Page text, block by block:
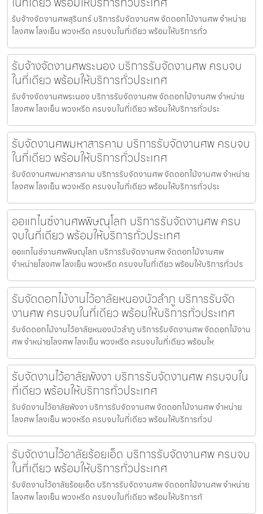
รับจ้างจัดงานศพสุรินทร์ บริการรับจัดงานศพ จัดดอกไม้งานศพ จำหน่าย
โลงศพ โลงเย็น พวงหรีด ครบจบในที่เดียว พร้อมให้บริการทั่ว
รับจ้างจัดงานศพระนอง บริการรับจัดงานศพ ครบจบ
ในที่เดียว พร้อมให้บริการทั่วประเทศ
รับจ้างจัดงานศพระนอง บริการรับจัดงานศพ จัดดอกไม้งานศพ จำหน่าย
โลงศพ โลงเย็น พวงหรีด ครบจบในที่เดียว พร้อมให้บริการทั่วประ
รับจัดงานศพมหาสารคาม บริการรับจัดงานศพ ครบจบ
ในที่เดียว พร้อมให้บริการทั่วประเทศ
รับจัดงานศพมหาสารคาม บริการรับจัดงานศพ จัดดอกไม้งานศพ จำหน่าย
โลงศพ โลงเย็น พวงหรีด ครบจบในที่เดียว พร้อมให้บริการทั่วประ
ออแกไนซ์งานศพพิษณุโลก บริการรับจัดงานศพ ครบ
จบในที่เดียว พร้อมให้บริการทั่วประเทศ
ออแกไนซ์งานศพพิษณุโลก บริการรับจัดงานศพ จัดดอกไม้งานศพ
จำหน่ายโลงศพ โลงเย็น พวงหรีด ครบจบในที่เดียว พร้อมให้บริการทั่วปร
รับจัดดอกไม้งานไว้อาลัยหนองบัวลำภู บริการรับจัด
งานศพ ครบจบในที่เดียว พร้อมให้บริการทั่วประเทศ
รับจัดดอกไม้งานไว้อาลัยหนองบัวลำภู บริการรับจัดงานศพ จัดดอกไม้งาน
ศพ จำหน่ายโลงศพ โลงเย็น พวงหรีด ครบจบในที่เดียว พร้อมให
รับจัดงานไว้อาลัยพังงา บริการรับจัดงานศพ ครบจบใน
ที่เดียว พร้อมให้บริการทั่วประเทศ
รับจัดงานไว้อาลัยพังงา บริการรับจัดงานศพ จัดดอกไม้งานศพ จำหน่าย
โลงศพ โลงเย็น พวงหรีด ครบจบในที่เดียว พร้อมให้บริการทั่วป
รับจัดงานไว้อาลัยร้อยเอ็ด บริการรับจัดงานศพ ครบจบ
ในที่เดียว พร้อมให้บริการทั่วประเทศ
รับจัดงานไว้อาลัยร้อยเอ็ด บริการรับจัดงานศพ จัดดอกไม้งานศพ จำหน่าย
โลงศพ โลงเย็น พวงหรีด ครบจบในที่เดียว พร้อมให้บริการทั